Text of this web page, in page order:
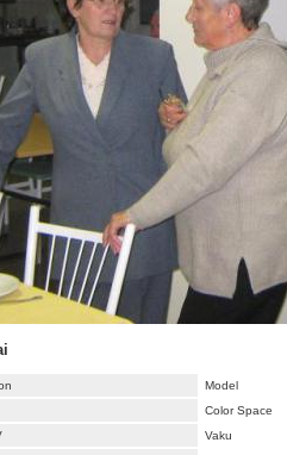
Model
Color Space
Vaku